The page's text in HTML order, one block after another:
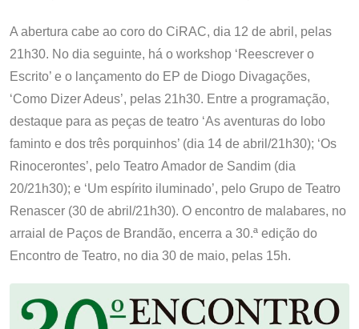
A abertura cabe ao coro do CiRAC, dia 12 de abril, pelas
21h30. No dia seguinte, há o workshop ‘Reescrever o
Escrito’ e o lançamento do EP de Diogo Divagações,
‘Como Dizer Adeus’, pelas 21h30. Entre a programação,
destaque para as peças de teatro ‘As aventuras do lobo
faminto e dos três porquinhos’ (dia 14 de abril/21h30); ‘Os
Rinocerontes’, pelo Teatro Amador de Sandim (dia
20/21h30); e ‘Um espírito iluminado’, pelo Grupo de Teatro
Renascer (30 de abril/21h30). O encontro de malabares, no
arraial de Paços de Brandão, encerra a 30.ª edição do
Encontro de Teatro, no dia 30 de maio, pelas 15h.